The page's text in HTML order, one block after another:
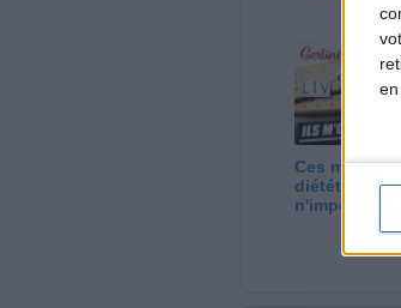
Ces marques
diététiques :
n'importe